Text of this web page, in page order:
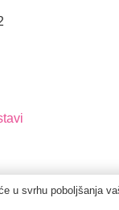
u svrhu poboljšanja